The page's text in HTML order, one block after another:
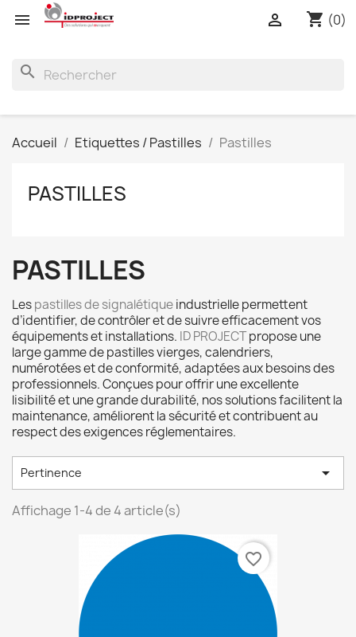
 shopping_cart (0)

search
Accueil Etiquettes / Pastilles Pastilles
PASTILLES
PASTILLES
Lespastilles de signalétiqueindustrielle permettent
d’identifier, de contrôler et de suivre efficacement vos
équipements et installations. ID PROJECTpropose une
large gamme de pastilles vierges, calendriers,
numérotées et de conformité, adaptées aux besoins des
professionnels. Conçues pour offrir une excellente
lisibilité et une grande durabilité, nos solutions facilitent la
maintenance, améliorent la sécurité et contribuent au
respect des exigences réglementaires.
Pertinence 
Affichage 1-4 de 4 article(s)
favorite_border